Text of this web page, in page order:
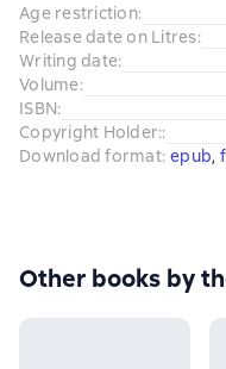
Age restriction:
Release date on Litres:
Writing date:
Volume:
ISBN:
Copyright Holder::
Download format: epub,
Other books by